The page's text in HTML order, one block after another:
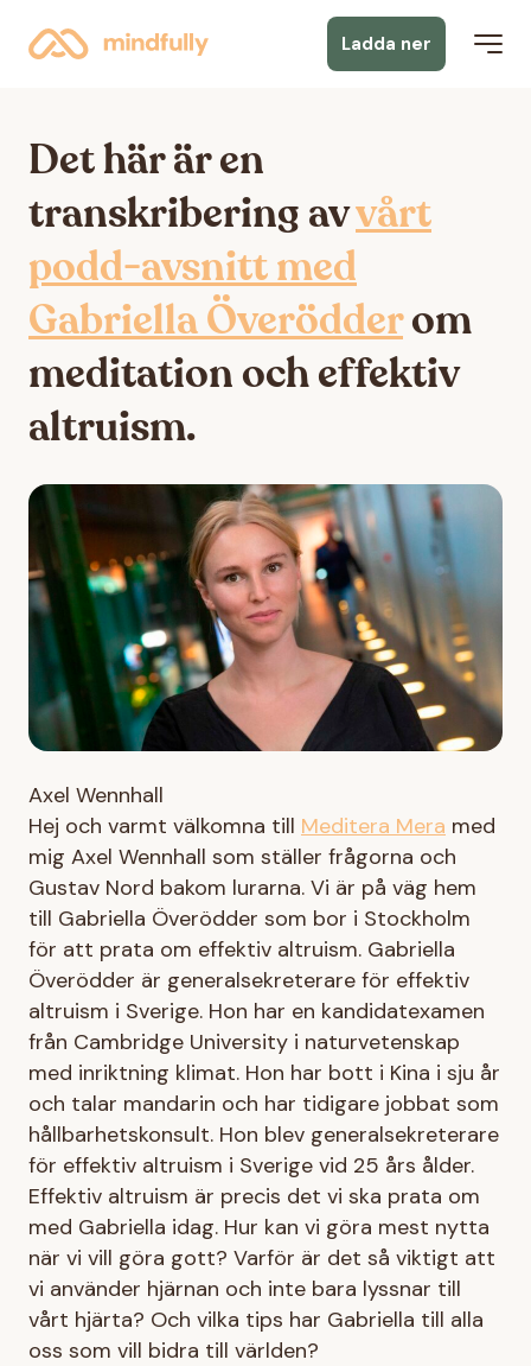
Ladda ner
Det här är en
transkribering avvårt
podd-avsnitt med
Gabriella Överödderom
meditation och effektiv
altruism.
Axel Wennhall
Hej och varmt välkomna till Meditera Mera med
mig Axel Wennhall som ställer frågorna och
Gustav Nord bakom lurarna. Vi är på väg hem
till Gabriella Överödder som bor i Stockholm
för att prata om effektiv altruism. Gabriella
Överödder är generalsekreterare för effektiv
altruism i Sverige. Hon har en kandidatexamen
från Cambridge University i naturvetenskap
med inriktning klimat. Hon har bott i Kina i sju år
och talar mandarin och har tidigare jobbat som
hållbarhetskonsult. Hon blev generalsekreterare
för effektiv altruism i Sverige vid 25 års ålder.
Effektiv altruism är precis det vi ska prata om
med Gabriella idag. Hur kan vi göra mest nytta
när vi vill göra gott? Varför är det så viktigt att
vi använder hjärnan och inte bara lyssnar till
vårt hjärta? Och vilka tips har Gabriella till alla
oss som vill bidra till världen?